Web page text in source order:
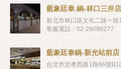
藍象廷泰.鍋-林口三井店
新北市林口區文化二路一
客服電話：02-26086277
藍象廷泰鍋-新光站前店
台北市忠孝西路1段66號